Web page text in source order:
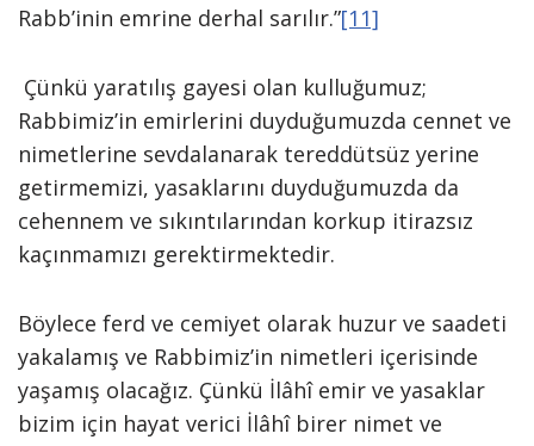
Rabb’inin emrine derhal sarılır.”[11]
Çünkü yaratılış gayesi olan kulluğumuz;
Rabbimiz’in emirlerini duyduğumuzda cennet ve
nimetlerine sevdalanarak tereddütsüz yerine
getirmemizi, yasaklarını duyduğumuzda da
cehennem ve sıkıntılarından korkup itirazsız
kaçınmamızı gerektirmektedir.
Böylece ferd ve cemiyet olarak huzur ve saadeti
yakalamış ve Rabbimiz’in nimetleri içerisinde
yaşamış olacağız. Çünkü İlâhî emir ve yasaklar
bizim için hayat verici İlâhî birer nimet ve